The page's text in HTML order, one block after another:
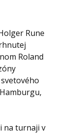
Rune
Roland
na turnaji v